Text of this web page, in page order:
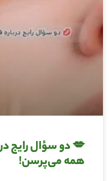
💋 دو سؤال رایج
همه می‌پرسن!